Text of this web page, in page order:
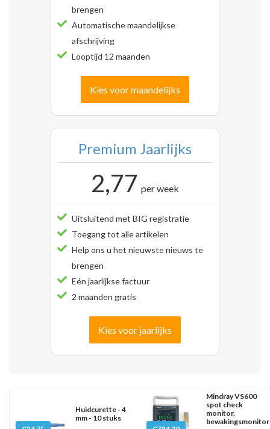
brengen
Automatische maandelijkse
afschrijving
Looptijd 12 maanden
Kies voor maandelijks
Premium Jaarlijks
2,77 per week
Uitsluitend met BIG registratie
Toegang tot alle artikelen
Help ons u het nieuwste nieuws te
brengen
Eén jaarlijkse factuur
2 maanden gratis
Kies voor jaarlijks
Huidcurette - 4
mm - 10 stuks
Mindray VS600
spot check
monitor,
bewakingsmonitor